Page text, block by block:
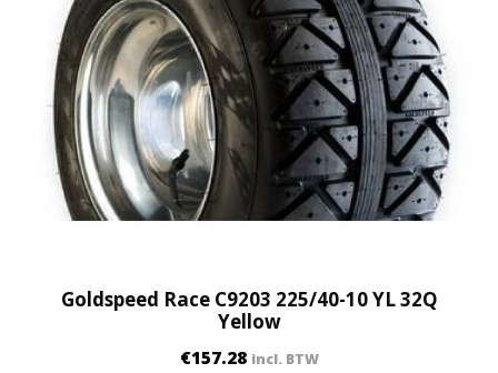
Goldspeed Race C9203 225/40-10 YL 32Q
Yellow
€157.28 incl. BTW